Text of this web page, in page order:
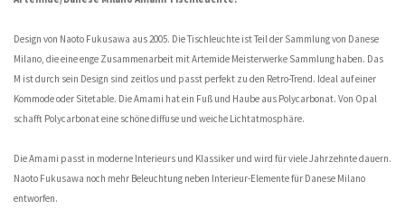
Design von Naoto Fukusawa aus 2005. Die Tischleuchte ist Teil der Sammlung von Danese
Milano, die eine enge Zusammenarbeit mit Artemide Meisterwerke Sammlung haben. Das
M ist durch sein Design sind zeitlos und passt perfekt zu den Retro-Trend. Ideal auf einer
Kommode oder Sitetable. Die Amami hat ein Fuß und Haube aus Polycarbonat. Von Opal
schafft Polycarbonat eine schöne diffuse und weiche Lichtatmosphäre.
Die Amami passt in moderne Interieurs und Klassiker und wird für viele Jahrzehnte dauern.
Naoto Fukusawa noch mehr Beleuchtung neben Interieur-Elemente für Danese Milano
entworfen.